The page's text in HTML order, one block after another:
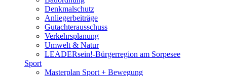
Denkmalschutz
Anliegerbeiträge
Gutachterausschuss
Verkehrsplanung
Umwelt & Natur
LEADERsein!-Bürgerregion am Sorpesee
Sport
Masterplan Sport + Bewegung